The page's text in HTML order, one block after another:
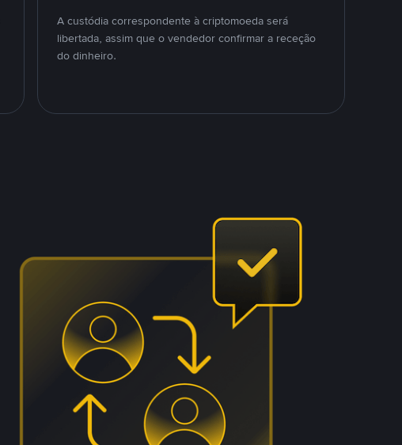
A custódia correspondente à criptomoeda será
libertada, assim que o vendedor confirmar a receção
do dinheiro.